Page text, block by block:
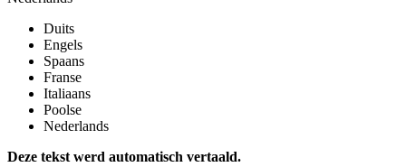
Duits
Engels
Spaans
Franse
Italiaans
Poolse
Nederlands
Deze tekst werd automatisch vertaald.